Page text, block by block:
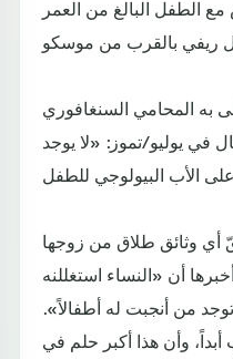
الطفل البالغ من العمر
به المحامي السنغافوري
في يوليو/تموز: «لا يوجد
أي وثائق طلاق من زوجها
أن «النساء استغللنه
من أنجبت له أطفالاً».
وأن هذا أكبر حلم في